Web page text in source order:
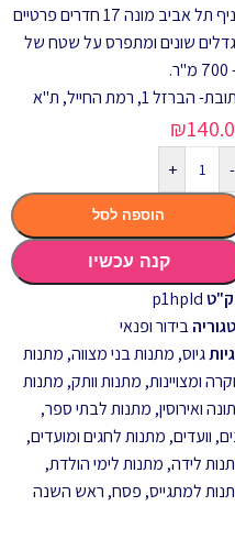
סניף תל אביב מונה 17 חדרים פרטיים
שונים ומתפרס על שטח של
הברזל 1, רמת החייל, ת"א
₪
-
+
הוספה לסל
קנה עכשיו
p1hpId
בידור ופנאי
גיוס, מתנות בני מצווה, מתנות
ומצויינות, מתנות וותק, מתנות
ואירוסין, מתנות לבתי ספר,
וועדים, מתנות לחגים ומועדים,
לידה, מתנות לימי הולדת,
למתגייס, פסח, ראש השנה